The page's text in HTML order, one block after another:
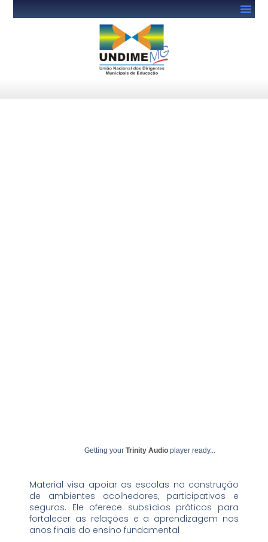
Getting your Trinity Audioplayer ready...
Material visa apoiar as escolas na construção
de ambientes acolhedores, participativos e
seguros. Ele oferece subsídios práticos para
fortalecer as relações e a aprendizagem nos
anos finais do ensino fundamental